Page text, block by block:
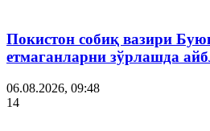
Покистон собиқ вазири
етмаганларни зўрлашда
06.08.2026, 09:48
14